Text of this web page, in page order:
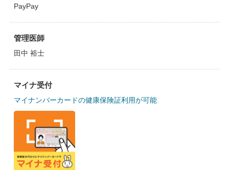
PayPay
管理医師
田中 裕士
マイナ受付
マイナンバーカードの健康保険証利用が可能